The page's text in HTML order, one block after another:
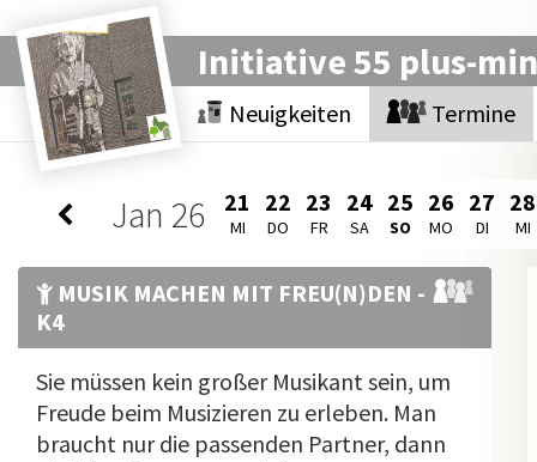
Initiative 55 plus-
Neuigkeiten Termine
Jan 26 21
MI
22
DO
23
FR
24
SA
25
SO
26
MO
27
DI
28
MI
MUSIK MACHEN MIT FREU(N)DEN -
K4
Sie müssen kein großer Musikant sein, um
Freude beim Musizieren zu erleben. Man
braucht nur die passenden Partner, dann